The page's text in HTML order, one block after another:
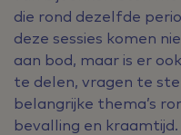
die rond dezelfde
deze sessies komen
aan bod, maar is er
te delen, vragen te
belangrijke thema’s
bevalling en kraamtijd.